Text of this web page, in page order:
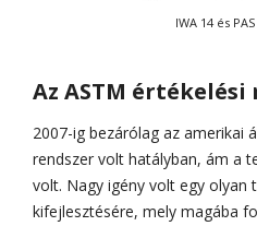
IWA 14 és
Az ASTM értékelési
2007-ig bezárólag az amerikai
rendszer volt hatályban, ám a
volt. Nagy igény volt egy olyan
kifejlesztésére, mely magába